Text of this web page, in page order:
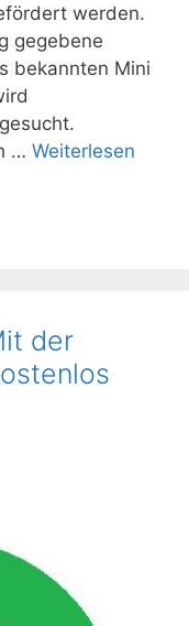
werden.
gegebene
bekannten Mini
… Weiterlesen
der